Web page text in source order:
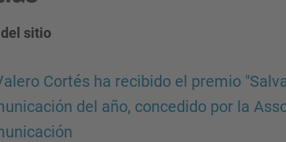
sitio
Cortés ha recibido el premio
del año, concedido por la